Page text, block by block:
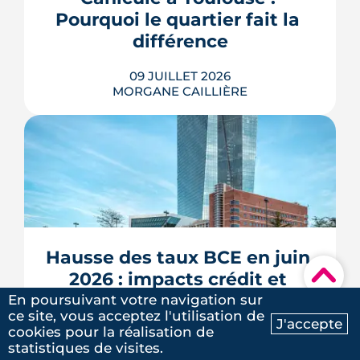
Ma recherche Contactez-nous
▾
Laure G.| le 20 Mai 2025
des marges de manœuvre.
LIRE L'ARTICLE
Pourquoi le quartier fait la
différence
09 JUILLET 2026
MORGANE CAILLIÈRE
À l'échelle de Toulouse, la température
nocturne peut varier de plusieurs
degrés d'un secteur à l'autre lors des
fortes chaleurs : Météo-France
pouvant atteindre 4 °C après une
journée d'été fortement ensoleillée.
Densité minérale, hauteur du bâti, v�...
LIRE L'ARTICLE
Hausse des taux BCE en juin
2026 : impacts crédit et
épargne
08 JUILLET 2026
MORGANE CAILLIÈRE
En poursuivant votre navigation sur
ce site, vous acceptez l'utilisation de
cookies pour la réalisation de
statistiques de visites.
J'accepte